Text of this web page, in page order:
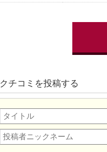
クチコミを投稿する